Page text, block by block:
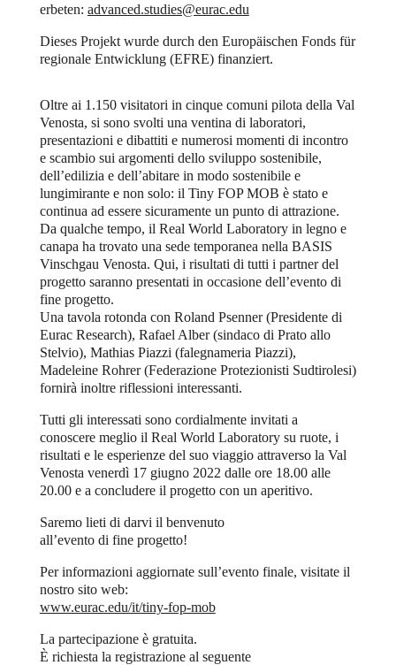
erbeten: advanced.studies@eurac.edu
Dieses Projekt wurde durch den Europäischen Fonds für
regionale Entwicklung (EFRE) finanziert.
Oltre ai 1.150 visitatori in cinque comuni pilota della Val
Venosta, si sono svolti una ventina di laboratori,
presentazioni e dibattiti e numerosi momenti di incontro
e scambio sui argomenti dello sviluppo sostenibile,
dell’edilizia e dell’abitare in modo sostenibile e
lungimirante e non solo: il Tiny FOP MOB è stato e
continua ad essere sicuramente un punto di attrazione.
Da qualche tempo, il Real World Laboratory in legno e
canapa ha trovato una sede temporanea nella BASIS
Vinschgau Venosta. Qui, i risultati di tutti i partner del
progetto saranno presentati in occasione dell’evento di
fine progetto.
Una tavola rotonda con Roland Psenner (Presidente di
Eurac Research), Rafael Alber (sindaco di Prato allo
Stelvio), Mathias Piazzi (falegnameria Piazzi),
Madeleine Rohrer (Federazione Protezionisti Sudtirolesi)
fornirà inoltre riflessioni interessanti.
Tutti gli interessati sono cordialmente invitati a
conoscere meglio il Real World Laboratory su ruote, i
risultati e le esperienze del suo viaggio attraverso la Val
Venosta venerdì 17 giugno 2022 dalle ore 18.00 alle
20.00 e a concludere il progetto con un aperitivo.
Saremo lieti di darvi il benvenuto
all’evento di fine progetto!
Per informazioni aggiornate sull’evento finale, visitate il
nostro sito web:
www.eurac.edu/it/tiny-fop-mob
La partecipazione è gratuita.
È richiesta la registrazione al seguente